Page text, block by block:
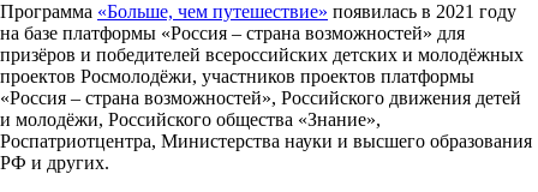
Программа «Больше, чем путешествие» появилась в 2021 году
на базе платформы «Россия – страна возможностей» для
призёров и победителей всероссийских детских и молодёжных
проектов Росмолодёжи, участников проектов платформы
«Россия – страна возможностей», Российского движения детей
и молодёжи, Российского общества «Знание»,
Роспатриотцентра, Министерства науки и высшего образования
РФ и других.